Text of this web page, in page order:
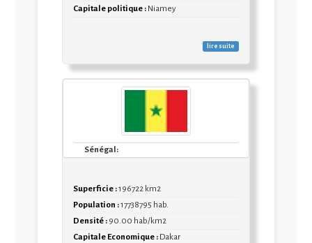
Capitale politique : Niamey
lire suite
Sénégal:
Superficie :196722 km2
Population :17738795 hab.
Densité : 90.00 hab/km2
Capitale Economique : Dakar